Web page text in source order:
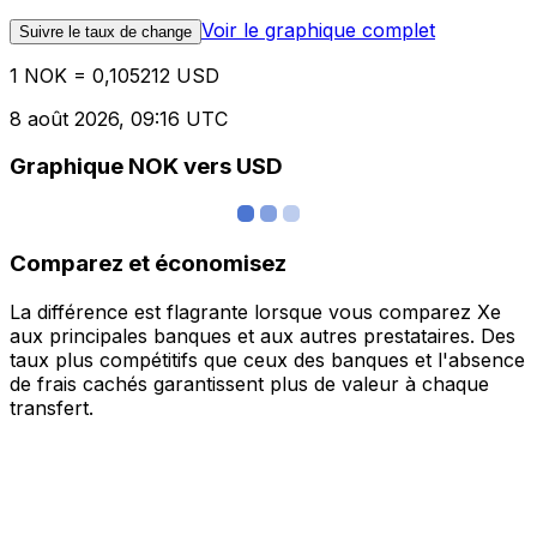
Suivre le taux de change Voir le graphique complet
1 NOK = 0,105212 USD
8 août 2026, 09:16 UTC
Graphique NOK vers USD
Comparez et économisez
La différence est flagrante lorsque vous comparez Xe
aux principales banques et aux autres prestataires. Des
taux plus compétitifs que ceux des banques et l'absence
de frais cachés garantissent plus de valeur à chaque
transfert.